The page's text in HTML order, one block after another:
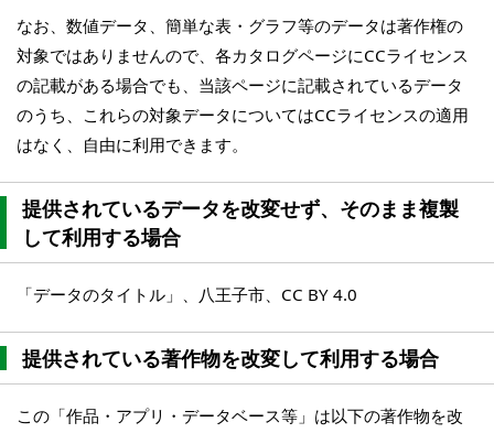
なお、数値データ、簡単な表・グラフ等のデータは著作権の
対象ではありませんので、各カタログページにCCライセンス
の記載がある場合でも、当該ページに記載されているデータ
のうち、これらの対象データについてはCCライセンスの適用
はなく、自由に利用できます。
提供されているデータを改変せず、そのまま複製
して利用する場合
「データのタイトル」、八王子市、CC BY 4.0
提供されている著作物を改変して利用する場合
この「作品・アプリ・データベース等」は以下の著作物を改